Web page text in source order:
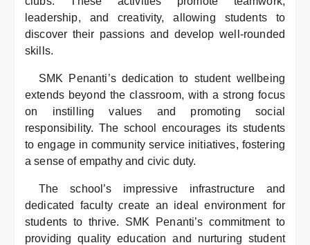
leadership, and creativity, allowing students to
discover their passions and develop well-rounded
skills.
SMK Penanti’s dedication to student wellbeing
extends beyond the classroom, with a strong focus
on instilling values and promoting social
responsibility. The school encourages its students
to engage in community service initiatives, fostering
a sense of empathy and civic duty.
The school’s impressive infrastructure and
dedicated faculty create an ideal environment for
students to thrive. SMK Penanti’s commitment to
providing quality education and nurturing student